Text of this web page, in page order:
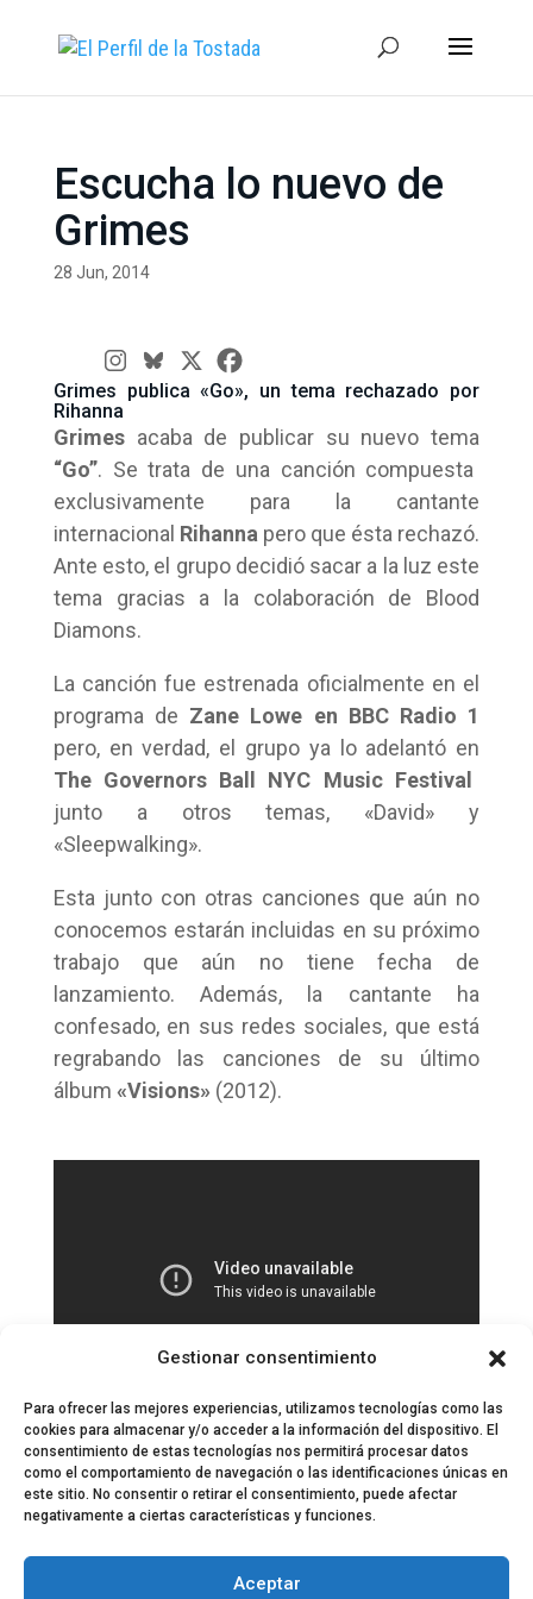
Gestionar consentimiento
Para ofrecer las mejores experiencias, utilizamos tecnologías como las
cookies para almacenar y/o acceder a la información del dispositivo. El
consentimiento de estas tecnologías nos permitirá procesar datos
como el comportamiento de navegación o las identificaciones únicas en
este sitio. No consentir o retirar el consentimiento, puede afectar
negativamente a ciertas características y funciones.
Aceptar
Escucha lo nuevo de
Grimes
28 Jun, 2014
Grimes publica «Go», un tema rechazado por
Rihanna
Grimesacaba de publicar su nuevo tema
“Go”. Se trata de una canción compuesta
exclusivamente para la cantante
internacional Rihanna pero que ésta rechazó.
Ante esto, el grupo decidió sacar a la luz este
tema gracias a la colaboración de Blood
Diamons.
La canción fue estrenada oficialmente en el
programa de Zane Lowe en BBC Radio 1
pero, en verdad, el grupo ya lo adelantó en
The Governors Ball NYC Music Festival
junto a otros temas, «David» y
«Sleepwalking».
Esta junto con otras canciones que aún no
conocemos estarán incluidas en su próximo
trabajo que aún no tiene fecha de
lanzamiento. Además, la cantante ha
confesado, en sus redes sociales, que está
regrabando las canciones de su último
álbum «Visions»(2012).
Equipo EPDLT Contacto